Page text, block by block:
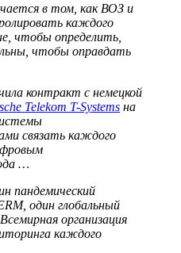
в том, как ВОЗ и
каждого
чтобы определить,
чтобы оправдать
контракт с немецкой
Telekom T-Systems на
связать каждого
…
пандемический
один глобальный
организация
каждого